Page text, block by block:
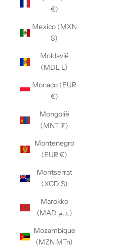
€)
Mexico (MXN
$)
Moldavië
(MDL L)
Monaco (EUR
€)
Mongolië
(MNT ₮)
Montenegro
(EUR €)
Montserrat
(XCD $)
Marokko
(MAD د.م.)
Mozambique
(MZN MTn)